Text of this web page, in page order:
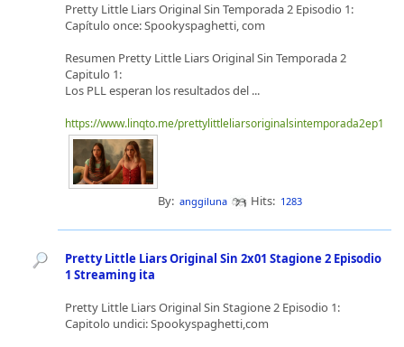
Pretty Little Liars Original Sin Temporada 2 Episodio 1:
Capítulo once: Spookyspaghetti, com
Resumen Pretty Little Liars Original Sin Temporada 2
Capitulo 1:
Los PLL esperan los resultados del ...
https://www.linqto.me/prettylittleliarsoriginalsintemporada2ep1
By: anggiluna Hits: 1283
Pretty Little Liars Original Sin 2x01 Stagione 2 Episodio
1 Streaming ita
Pretty Little Liars Original Sin Stagione 2 Episodio 1:
Capitolo undici: Spookyspaghetti,com